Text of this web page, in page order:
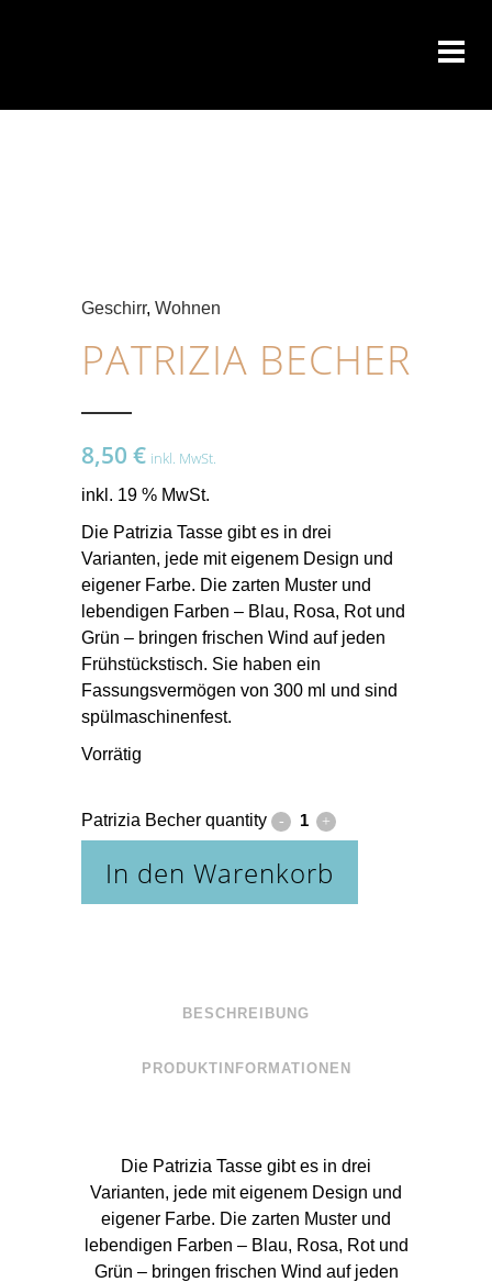
Geschirr, Wohnen
PATRIZIA BECHER
8,50 € inkl. MwSt.
inkl. 19 % MwSt.
Die Patrizia Tasse gibt es in drei
Varianten, jede mit eigenem Design und
eigener Farbe. Die zarten Muster und
lebendigen Farben – Blau, Rosa, Rot und
Grün – bringen frischen Wind auf jeden
Frühstückstisch. Sie haben ein
Fassungsvermögen von 300 ml und sind
spülmaschinenfest.
Vorrätig
Patrizia Becher quantity
In den Warenkorb
BESCHREIBUNG
PRODUKTINFORMATIONEN
Die Patrizia Tasse gibt es in drei
Varianten, jede mit eigenem Design und
eigener Farbe. Die zarten Muster und
lebendigen Farben – Blau, Rosa, Rot und
Grün – bringen frischen Wind auf jeden